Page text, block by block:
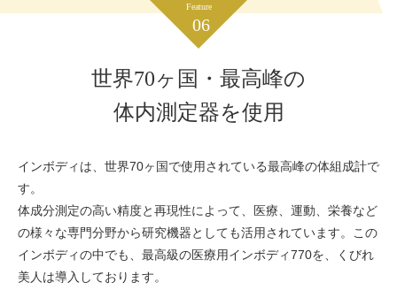
Feature
06
世界70ヶ国・最高峰の
体内測定器を使用
インボディは、世界70ヶ国で使用されている最高峰の体組成計で
す。
体成分測定の高い精度と再現性によって、医療、運動、栄養など
の様々な専門分野から研究機器としても活用されています。この
インボディの中でも、最高級の医療用インボディ770を、くびれ
美人は導入しております。